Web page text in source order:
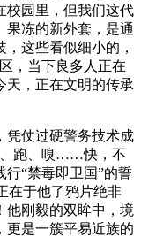
校园里，但我们这代
果冻的新外套，是通
这些看似细小的，
，当下良多人正在
天，正在文明的传承
仗过硬警务技术成
、跑、嗅……快，不
行“禁毒即卫国”的誓
在于他了鸦片绝非
他刚毅的双眸中，境
更是一簇平易近族的